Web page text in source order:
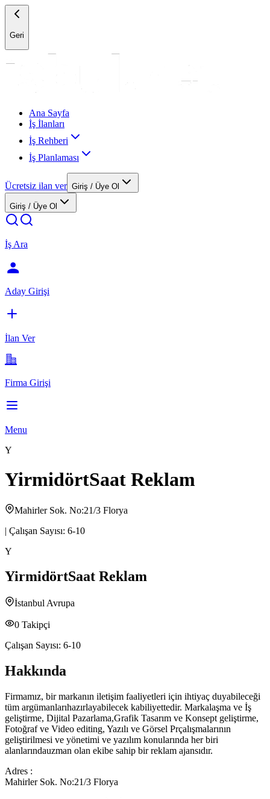
Geri
Ana Sayfa
İş İlanları
İş Rehberi
İş Planlaması
Ücretsiz ilan ver Giriş / Üye Ol
Giriş / Üye Ol
İş Ara
Aday Girişi
İlan Ver
Firma Girişi
Menu
Y
YirmidörtSaat Reklam
Mahirler Sok. No:21/3 Florya
| Çalışan Sayısı: 6-10
Y
YirmidörtSaat Reklam
İstanbul Avrupa
0 Takipçi
Çalışan Sayısı: 6-10
Hakkında
Firmamız, bir markanın iletişim faaliyetleri için ihtiyaç duyabileceği
tüm argümanlarıhazırlayabilecek kabiliyettedir. Markalaşma ve İş
geliştirme, Dijital Pazarlama,Grafik Tasarım ve Konsept geliştirme,
Fotoğraf ve Video editing, Yazılı ve Görsel Prçalışmalarının
geliştirilmesi ve yönetimi ve yazılım konularında her biri
alanlarındauzman olan ekibe sahip bir reklam ajansıdır.
Adres :
Mahirler Sok. No:21/3 Florya